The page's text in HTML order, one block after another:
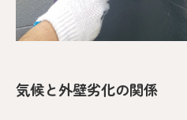
気候と外壁劣化の関係